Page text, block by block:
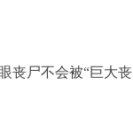
丧尸不会被“巨大丧